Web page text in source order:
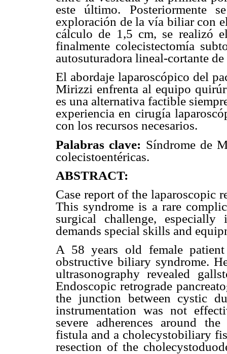
este último. Posteriormente
exploración de la vía biliar con
cálculo de 1,5 cm, se realizó
finalmente colecistectomía
autosuturadora lineal-cortante
El abordaje laparoscópico del
Mirizzi enfrenta al equipo
es una alternativa factible
experiencia en cirugía
con los recursos necesarios.
Palabras clave: Síndrome de
colecistoentéricas.
ABSTRACT:
Case report of the laparoscopic
This syndrome is a rare
surgical challenge,
demands special skills and
A 58 years old female
obstructive biliary syndrome.
ultrasonography revealed
Endoscopic retrograde
the junction between cystic
instrumentation was not
severe adherences around
fistula and a cholecystobiliary
resection of the